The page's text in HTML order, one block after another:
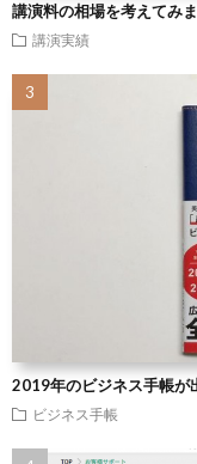
講演料の相場を考えてみ
講演実績
2019年のビジネス手帳が
ビジネス手帳